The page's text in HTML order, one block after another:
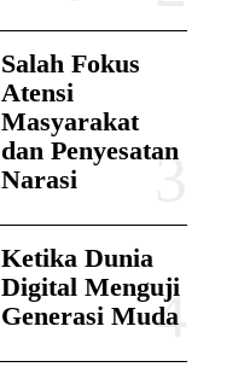
Salah Fokus
Atensi
Masyarakat
dan Penyesatan
Narasi
Ketika Dunia
Digital Menguji
Generasi Muda